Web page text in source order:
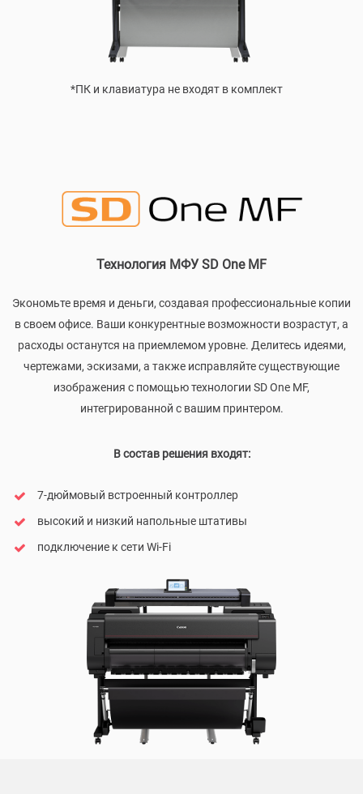
*ПК и клавиатура не входят в комплект
Технология МФУ SD One MF
Экономьте время и деньги, создавая профессиональные копии
в своем офисе. Ваши конкурентные возможности возрастут, а
расходы останутся на приемлемом уровне. Делитесь идеями,
чертежами, эскизами, а также исправляйте существующие
изображения с помощью технологии SD One MF,
интегрированной с вашим принтером.
В состав решения входят:
7-дюймовый встроенный контроллер
высокий и низкий напольные штативы
подключение к сети Wi-Fi